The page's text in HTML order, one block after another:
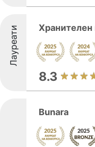
Лауреати Хранителен
8.3
Bunara